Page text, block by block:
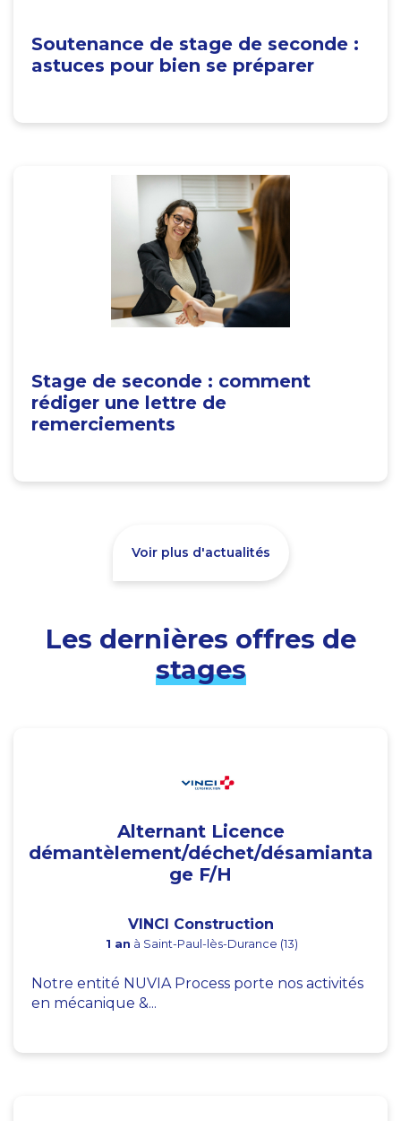
Soutenance de stage de seconde :
astuces pour bien se préparer
Stage de seconde : comment
rédiger une lettre de
remerciements
Voir plus d'actualités
Les dernières offres de
stages
Alternant Licence
démantèlement/déchet/désamianta
ge F/H
VINCI Construction
1 an à Saint-Paul-lès-Durance (13)
Notre entité NUVIA Process porte nos activités
en mécanique &...